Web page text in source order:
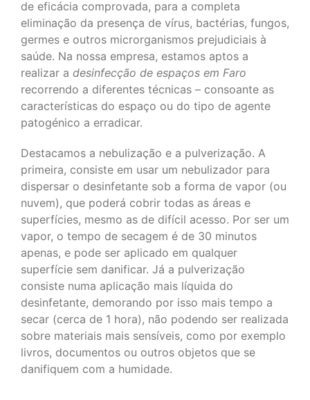
de eficácia comprovada, para a completa
eliminação da presença de vírus, bactérias, fungos,
germes e outros microrganismos prejudiciais à
saúde. Na nossa empresa, estamos aptos a
realizar a desinfecção de espaços em Faro
recorrendo a diferentes técnicas – consoante as
características do espaço ou do tipo de agente
patogénico a erradicar.
Destacamos a nebulização e a pulverização. A
primeira, consiste em usar um nebulizador para
dispersar o desinfetante sob a forma de vapor (ou
nuvem), que poderá cobrir todas as áreas e
superfícies, mesmo as de difícil acesso. Por ser um
vapor, o tempo de secagem é de 30 minutos
apenas, e pode ser aplicado em qualquer
superfície sem danificar. Já a pulverização
consiste numa aplicação mais líquida do
desinfetante, demorando por isso mais tempo a
secar (cerca de 1 hora), não podendo ser realizada
sobre materiais mais sensíveis, como por exemplo
livros, documentos ou outros objetos que se
danifiquem com a humidade.